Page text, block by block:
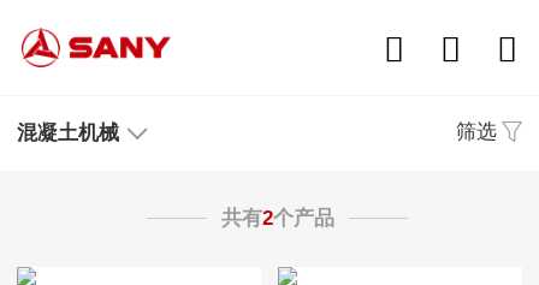
混凝土机械 筛选
共有2个产品